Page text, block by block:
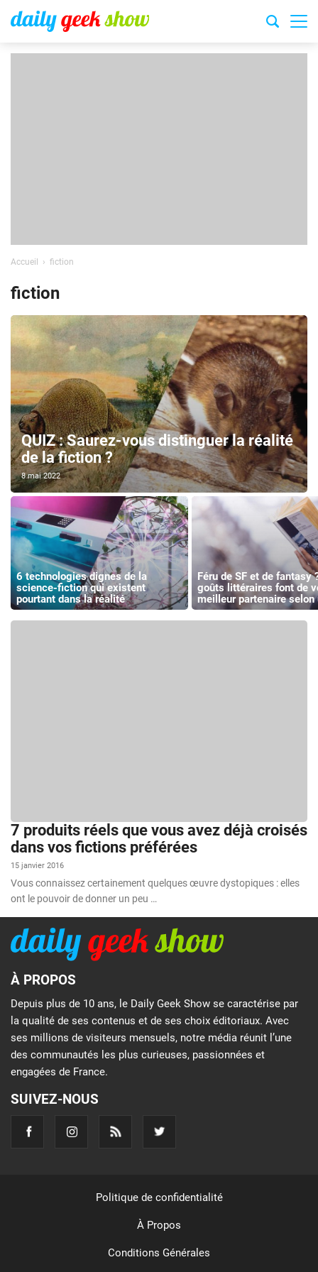
Accueil fiction
fiction
QUIZ : Saurez-vous distinguer la réalité
de la fiction ?
8 mai 2022
6 technologies dignes de la
science-fiction qui existent
pourtant dans la réalité
Féru de SF et de fantasy
goûts littéraires font de
meilleur partenaire selon
7 produits réels que vous avez déjà croisés
dans vos fictions préférées
15 janvier 2016
Vous connaissez certainement quelques œuvre dystopiques : elles
ont le pouvoir de donner un peu …
À PROPOS
Depuis plus de 10 ans, le Daily Geek Show se caractérise par
la qualité de ses contenus et de ses choix éditoriaux. Avec
ses millions de visiteurs mensuels, notre média réunit l’une
des communautés les plus curieuses, passionnées et
engagées de France.
SUIVEZ-NOUS
Politique de confidentialité
À Propos
Conditions Générales